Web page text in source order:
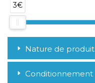
3€
Nature de produit
Conditionnement